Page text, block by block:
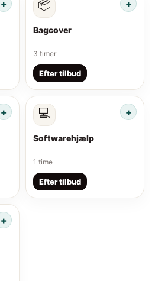
📦
Bagcover
3 timer
Efter tilbud
💻
Softwarehjælp
1 time
Efter tilbud